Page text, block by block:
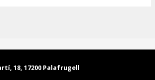
Martí, 18, 17200 Palafrugell